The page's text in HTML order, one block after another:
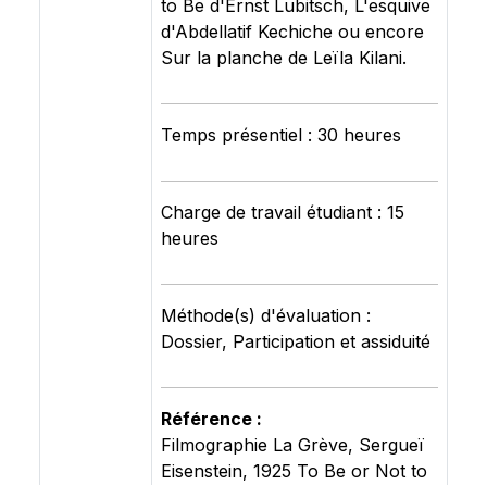
to Be d'Ernst Lubitsch, L'esquive
d'Abdellatif Kechiche ou encore
Sur la planche de Leïla Kilani.
Temps présentiel : 30 heures
Charge de travail étudiant : 15
heures
Méthode(s) d'évaluation :
Dossier, Participation et assiduité
Référence :
Filmographie La Grève, Sergueï
Eisenstein, 1925 To Be or Not to